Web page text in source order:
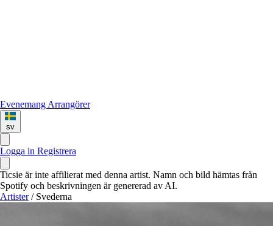
Evenemang Arrangörer
sv
Logga in Registrera
Ticsie är inte affilierat med denna artist. Namn och bild hämtas från
Spotify och beskrivningen är genererad av AI.
Artister / Svederna